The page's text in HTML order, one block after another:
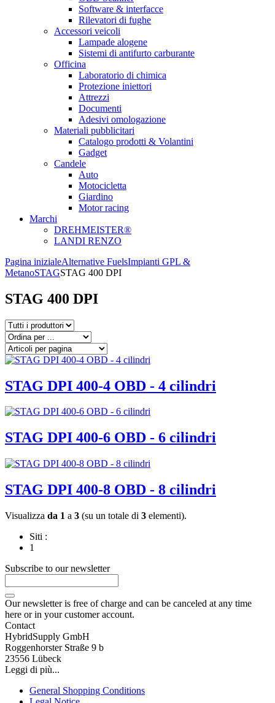
Software & interfacce
Rilevatori di fughe
Accessori veicoli
Lampade alogene
Sistemi di antifurto carburante
Officina
Laboratorio di chimica
Protezione iniettori
Attrezzi
Documenti
Adesivi omologazione
Materiali pubblicitari
Catalogo prodotti & Volantini
Gadget
Candele
Auto
Motocicletta
Giardino
Motor racing
Marchi
DREHMEISTER®
LANDI RENZO
Pagina inizialeAlternative FuelsImpianti GPL &
MetanoSTAGSTAG 400 DPI
STAG 400 DPI
STAG DPI 400-4 OBD - 4 cilindri
STAG DPI 400-6 OBD - 6 cilindri
STAG DPI 400-8 OBD - 8 cilindri
Visualizza da 1 a 3 (su un totale di 3 elementi).
Siti :
1
Subscribe to our newsletter
Our newsletter is free of charge and can be canceled at any time
here or in your customer account.
Contact
HybridSupply GmbH
Roggenhorster Straße 9 b
23556 Lübeck
Leggi di più...
General Shopping Conditions